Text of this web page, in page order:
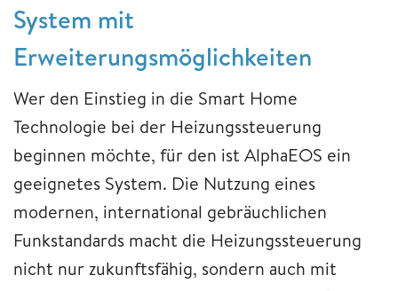
System mit
Erweiterungsmöglichkeiten
Wer den Einstieg in die Smart Home
Technologie bei der Heizungssteuerung
beginnen möchte, für den ist AlphaEOS ein
geeignetes System. Die Nutzung eines
modernen, international gebräuchlichen
Funkstandards macht die Heizungssteuerung
nicht nur zukunftsfähig, sondern auch mit